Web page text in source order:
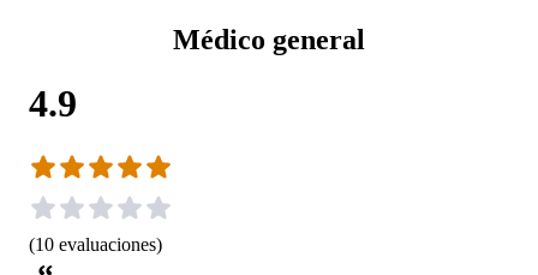
Médico general
4.9
(10 evaluaciones)